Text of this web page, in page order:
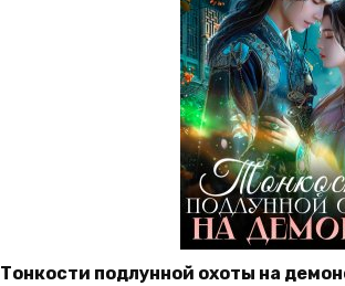
Тонкости подлунной охоты на